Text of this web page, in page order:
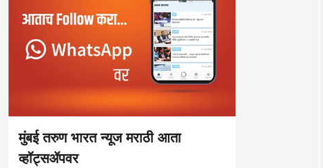
मुंबई तरुण भारत न्यूज मराठी आता
व्हॉट्सॲपवर